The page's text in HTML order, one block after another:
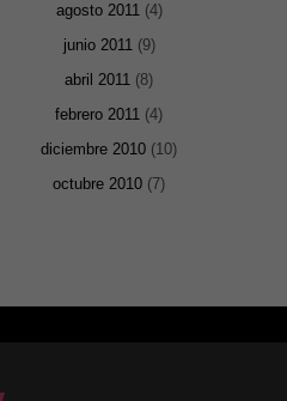
agosto 2011(4)
junio 2011(9)
abril 2011 (8)
febrero 2011 (4)
diciembre 2010 (10)
octubre 2010 (7)